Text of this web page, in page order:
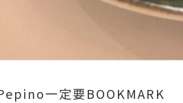
一定要BOOKMARK